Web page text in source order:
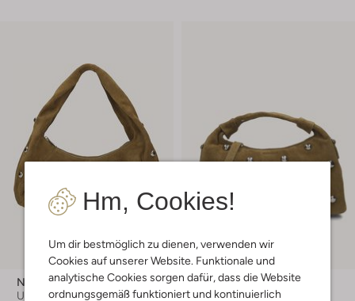
Hm, Cookies!
Um dir bestmöglich zu dienen, verwenden wir
Cookies auf unserer Website. Funktionale und
analytische Cookies sorgen dafür, dass die Website
ordnungsgemäß funktioniert und kontinuierlich
Núnoo
Umhängetasche
Núnoo
Umhängetasche